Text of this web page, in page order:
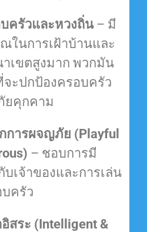
ครัวและหวงถิ่น– มี
นการเฝ้าบ้านและ
เขตสูงมาก พวกมัน
จะปกป้องครอบครัว
ยคุกคาม
การผจญภัย (Playful
– ชอบการมี
เจ้าของและการเล่น
ครัว
สระ (Intelligent &